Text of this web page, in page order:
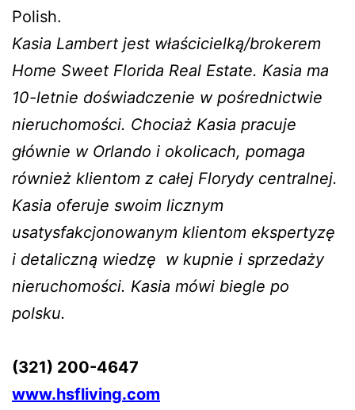
Polish.
Kasia Lambert jest właścicielką/brokerem
Home Sweet Florida Real Estate. Kasia ma
10-letnie doświadczenie w pośrednictwie
nieruchomości. Chociaż Kasia pracuje
głównie w Orlando i okolicach, pomaga
również klientom z całej Florydy centralnej.
Kasia oferuje swoim licznym
usatysfakcjonowanym klientom ekspertyzę
i detaliczną wiedzę w kupnie i sprzedaży
nieruchomości. Kasia mówi biegle po
polsku.
(321) 200-4647
www.hsfliving.com